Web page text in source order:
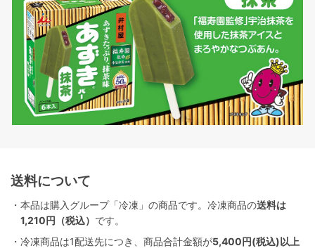
送料について
・本品は購入グループ「冷凍」の商品です。冷凍商品の送料は
1,210円（税込） です。
・冷凍商品は1配送先につき、商品合計金額が5,400円(税込)以上